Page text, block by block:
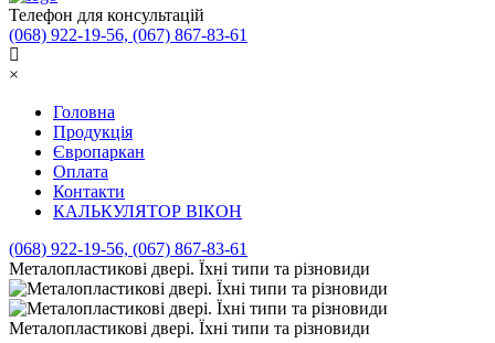
Телефон для консультацій
(068) 922-19-56, (067) 867-83-61
×
Головна
Продукція
Європаркан
Оплата
Контакти
КАЛЬКУЛЯТОР ВІКОН
(068) 922-19-56, (067) 867-83-61
Металопластикові двері. Їхні типи та різновиди
Металопластикові двері. Їхні типи та різновиди